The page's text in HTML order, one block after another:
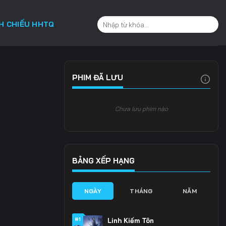
CHIẾU HHTQ
PHIM ĐÃ LƯU
Chưa lưu phim nào
BẢNG XẾP HẠNG
NGÀY THÁNG NĂM
#1 Linh Kiếm Tôn